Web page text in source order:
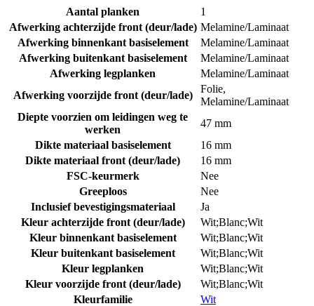
Aantal planken
1
Afwerking achterzijde front (deur/lade) Melamine/Laminaat
Afwerking binnenkant basiselement
Melamine/Laminaat
Afwerking buitenkant basiselement
Melamine/Laminaat
Afwerking legplanken
Melamine/Laminaat
Afwerking voorzijde front (deur/lade)
Folie,
Melamine/Laminaat
Diepte voorzien om leidingen weg te
werken
47 mm
Dikte materiaal basiselement
16 mm
Dikte materiaal front (deur/lade)
16 mm
FSC-keurmerk
Nee
Greeploos
Nee
Inclusief bevestigingsmateriaal
Ja
Kleur achterzijde front (deur/lade)
Wit;Blanc;Wit
Kleur binnenkant basiselement
Wit;Blanc;Wit
Kleur buitenkant basiselement
Wit;Blanc;Wit
Kleur legplanken
Wit;Blanc;Wit
Kleur voorzijde front (deur/lade)
Wit;Blanc;Wit
Kleurfamilie
Wit